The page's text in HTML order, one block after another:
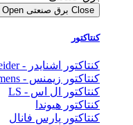
Close برق صنعتی Open برق صنعتی
کنتاکتور
کنتاکتور اشنایدر - Schneider
کنتاکتور زیمنس - Siemens
کنتاکتور ال اس - LS
کنتاکتور هیوندا
کنتاکتور پارس فانال